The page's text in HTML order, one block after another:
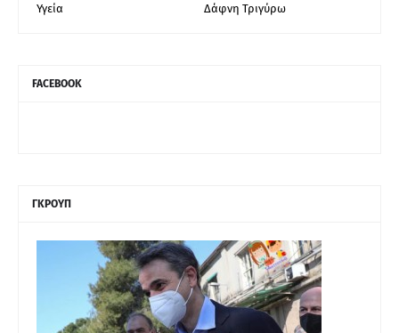
Υγεία
Δάφνη Τριγύρω
FACEBOOK
ΓΚΡΟΥΠ